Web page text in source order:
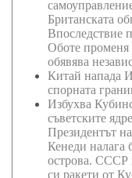
Британската
Впоследствие
Оботе променя
обявява
Китай напада
спорната
Избухва
съветските
Президентът
Кенеди налага
острова. СССР
си ракети от